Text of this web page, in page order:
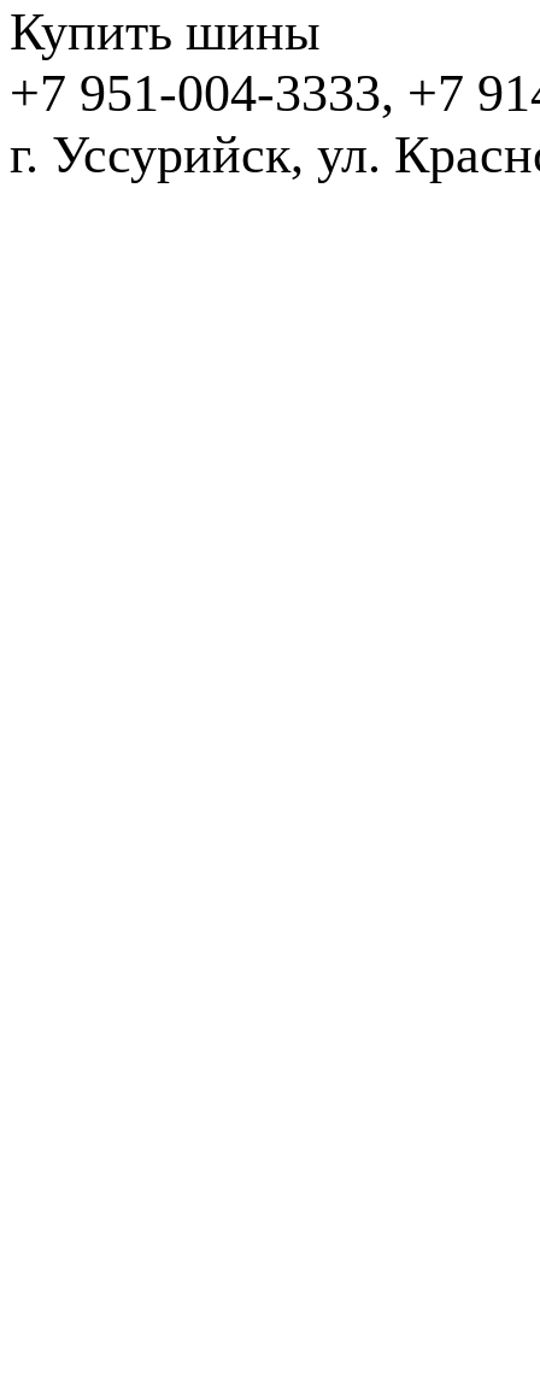
Купить шины
+7 951-004-3333, +7
г. Уссурийск,